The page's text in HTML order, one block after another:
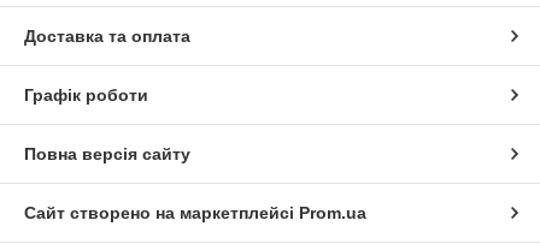
Доставка та оплата
Графік роботи
Повна версія сайту
Сайт створено на маркетплейсі Prom.ua